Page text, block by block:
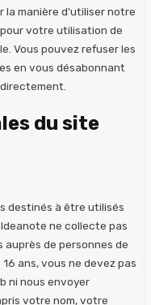
la manière d'utiliser notre
votre utilisation de
Vous pouvez refuser les
en vous désabonnant
du site
destinés à être utilisés
ne collecte pas
de personnes de
ans, vous ne devez pas
ni nous envoyer
votre nom, votre